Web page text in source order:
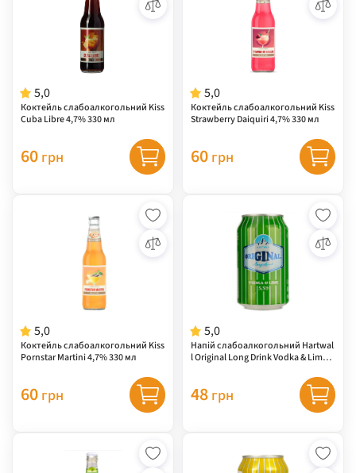
5,0
Коктейль слабоалкогольний Kiss
Cuba Libre 4,7% 330 мл
60 грн
5,0
Коктейль слабоалкогольний Kiss
Strawberry Daiquiri 4,7% 330 мл
60 грн
5,0
Коктейль слабоалкогольний Kiss
Pornstar Martini 4,7% 330 мл
60 грн
5,0
Напій слабоалкогольний Hartwal
l Original Long Drink Vodka & Lime
48 грн